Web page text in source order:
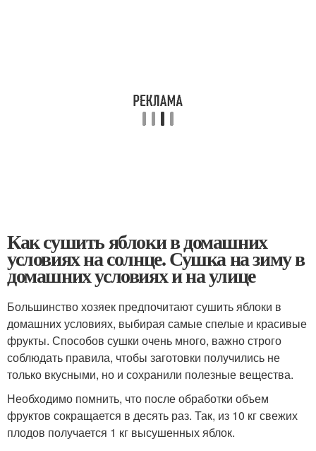
Как сушить яблоки в домашних
условиях на солнце. Сушка на зиму в
домашних условиях и на улице
Большинство хозяек предпочитают сушить яблоки в
домашних условиях, выбирая самые спелые и красивые
фрукты. Способов сушки очень много, важно строго
соблюдать правила, чтобы заготовки получились не
только вкусными, но и сохранили полезные вещества.
Необходимо помнить, что после обработки объем
фруктов сокращается в десять раз. Так, из 10 кг свежих
плодов получается 1 кг высушенных яблок.